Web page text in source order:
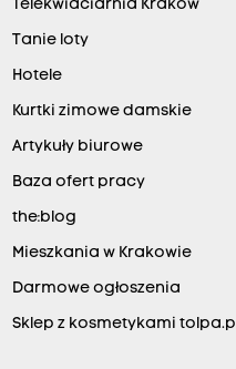
Telekwiaciarnia Kraków
Tanie loty
Hotele
Kurtki zimowe damskie
Artykuły biurowe
Baza ofert pracy
the:blog
Mieszkania w Krakowie
Darmowe ogłoszenia
Sklep z kosmetykami tolpa.pl